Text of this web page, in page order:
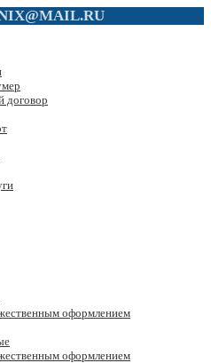
договор
оформлением
оформлением